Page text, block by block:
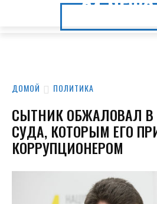
ДОМОЙ ПОЛИТИКА
СЫТНИК ОБЖАЛОВАЛ В
СУДА, КОТОРЫМ ЕГО
КОРРУПЦИОНЕРОМ